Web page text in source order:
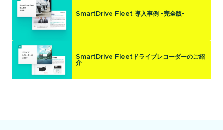
SmartDrive Fleet 導入事例 -完全版-
SmartDrive Fleetドライブレコーダーのご紹
介